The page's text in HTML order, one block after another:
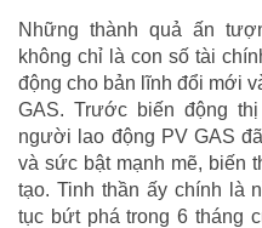
Những thành quả ấn
không chỉ là con số tài
động cho bản lĩnh đổi mới
GAS. Trước biến động
người lao động PV GAS
và sức bật mạnh mẽ, biến
tạo. Tinh thần ấy chính là
tục bứt phá trong 6 tháng